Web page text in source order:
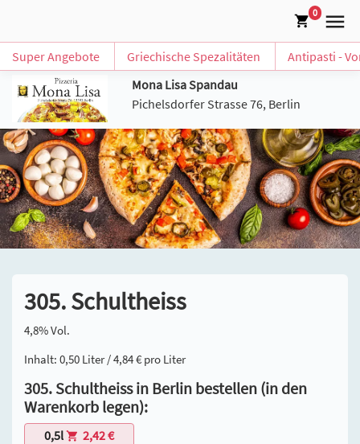
0
Super Angebote Griechische Spezalitäten
Antipasti -
Mona Lisa Spandau
Pichelsdorfer Strasse 76, Berlin
305. Schultheiss
4,8% Vol.
Inhalt: 0,50 Liter / 4,84 € pro Liter
305. Schultheiss in Berlin bestellen (in den
Warenkorb legen):
0,5l
2,42 €